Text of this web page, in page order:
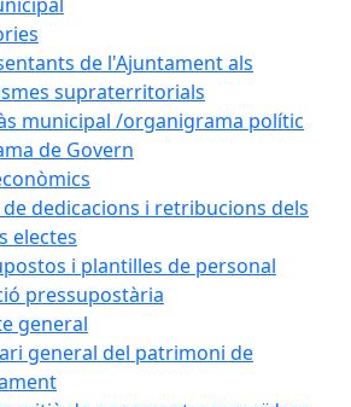
de l'Ajuntament als
supraterritorials
municipal /organigrama polític
de Govern
de dedicacions i retribucions dels
electes
i plantilles de personal
pressupostària
general
general del patrimoni de